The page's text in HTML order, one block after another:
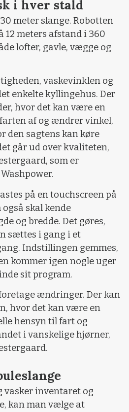
i hver stald
meter slange. Robotten
12 meters afstand i 360
lofter, gavle, vægge og
vaskevinklen og
enkelte kyllingehus. Der
hvor det kan være en
af og ændrer vinkel,
den sagtens kan køre
går ud over kvaliteten,
som er
på en touchscreen på
skal kende
og bredde. Det gøres,
sættes i gang i et
Indstillingen gemmes,
kommer igen nogle uger
sit program.
ændringer. Der kan
hvor det kan være en
hensyn til fart og
i vanskelige hjørner,
vasker inventaret og
kan man vælge at